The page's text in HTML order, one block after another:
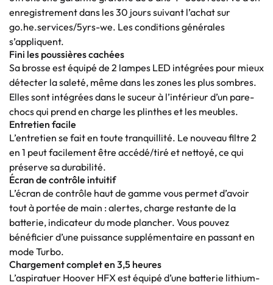
enregistrement dans les 30 jours suivant l’achat sur
go.he.services/5yrs-we. Les conditions générales
s’appliquent.
Fini les poussières cachées
Sa brosse est équipé de 2 lampes LED intégrées pour mieux
détecter la saleté, même dans les zones les plus sombres.
Elles sont intégrées dans le suceur à l’intérieur d’un pare-
chocs qui prend en charge les plinthes et les meubles.
Entretien facile
L’entretien se fait en toute tranquillité. Le nouveau filtre 2
en 1 peut facilement être accédé/tiré et nettoyé, ce qui
préserve sa durabilité.
Écran de contrôle intuitif
L’écran de contrôle haut de gamme vous permet d’avoir
tout à portée de main : alertes, charge restante de la
batterie, indicateur du mode plancher. Vous pouvez
bénéficier d’une puissance supplémentaire en passant en
mode Turbo.
Chargement complet en 3,5 heures
L’aspiratuer Hoover HFX est équipé d’une batterie lithium-